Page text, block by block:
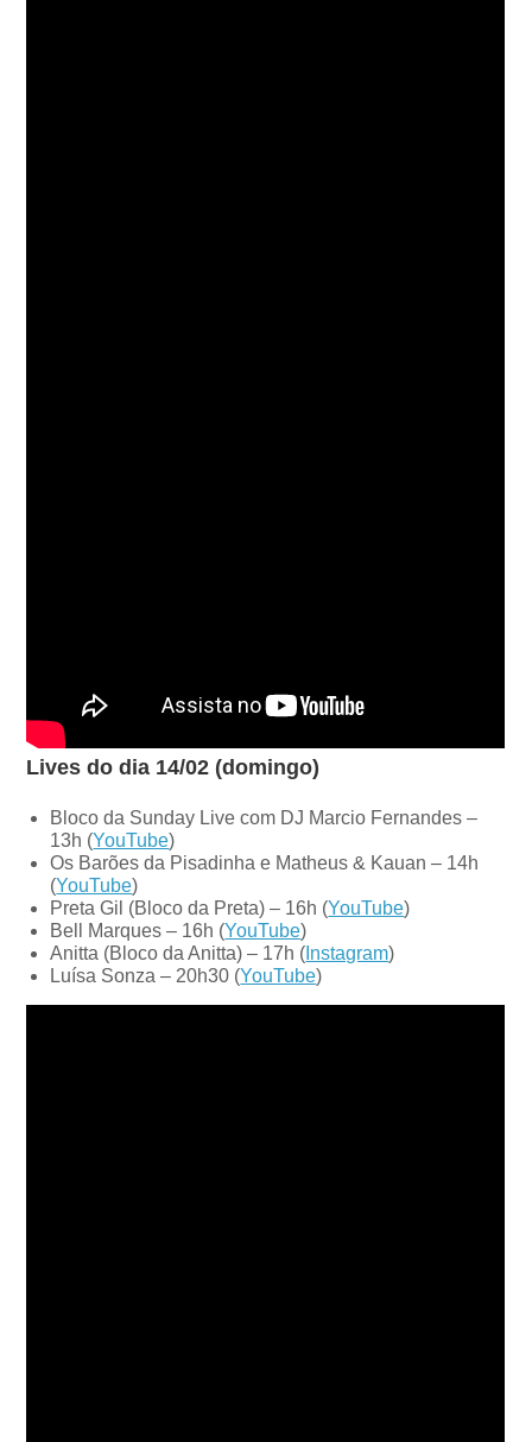
Lives do dia 14/02 (domingo)
Bloco da Sunday Live com DJ Marcio Fernandes –
13h (YouTube)
Os Barões da Pisadinha e Matheus & Kauan – 14h
(YouTube)
Preta Gil (Bloco da Preta) – 16h (YouTube)
Bell Marques – 16h (YouTube)
Anitta (Bloco da Anitta) – 17h ( Instagram)
Luísa Sonza – 20h30 (YouTube)